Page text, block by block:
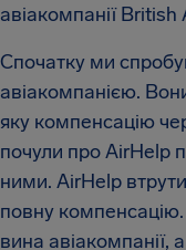
авіакомпанії
Спочатку ми
авіакомпанією.
яку компенсацію
почули про AirHelp
ними. AirHelp
повну
вина авіакомпанії,